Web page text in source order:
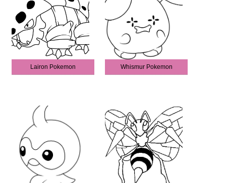
Lairon Pokemon Whismur Pokemon